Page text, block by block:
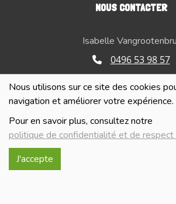
Nous utilisons sur ce site des cookies
navigation et améliorer votre expérience.
Pour en savoir plus, consultez notre
politique de confidentialité et de respect
J'accepte
NOUS CONTACTER
Isabelle
0496 53 98 57
Numéro d'entreprise : BE